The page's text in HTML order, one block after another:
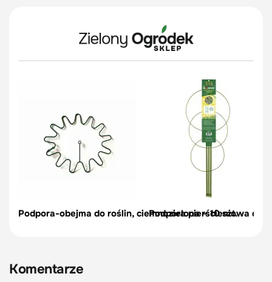
Podpora-obejma do roślin, ciemnozielona – 10 szt.
Podpora pierścieniowa do
Komentarze